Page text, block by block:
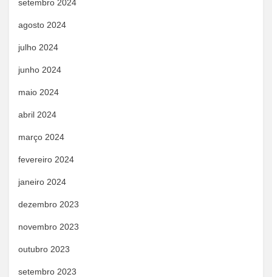
setembro 2024
agosto 2024
julho 2024
junho 2024
maio 2024
abril 2024
março 2024
fevereiro 2024
janeiro 2024
dezembro 2023
novembro 2023
outubro 2023
setembro 2023